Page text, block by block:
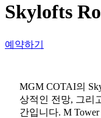
Skylofts
예약하기
MGM COTAI의
상적인 전망, 그리
간입니다. M